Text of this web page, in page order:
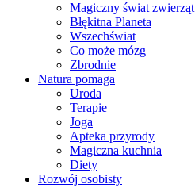
Magiczny świat zwierząt
Błękitna Planeta
Wszechświat
Co może mózg
Zbrodnie
Natura pomaga
Uroda
Terapie
Joga
Apteka przyrody
Magiczna kuchnia
Diety
Rozwój osobisty